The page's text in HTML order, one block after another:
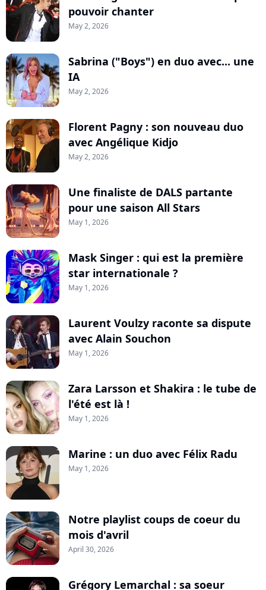
pouvoir chanter
May 2, 2026
Sabrina ("Boys") en duo avec... une
IA
May 2, 2026
Florent Pagny : son nouveau duo
avec Angélique Kidjo
May 2, 2026
Une finaliste de DALS partante
pour une saison All Stars
May 1, 2026
Mask Singer : qui est la première
star internationale ?
May 1, 2026
Laurent Voulzy raconte sa dispute
avec Alain Souchon
May 1, 2026
Zara Larsson et Shakira : le tube de
l'été est là !
May 1, 2026
Marine : un duo avec Félix Radu
May 1, 2026
Notre playlist coups de coeur du
mois d'avril
April 30, 2026
Grégory Lemarchal : sa soeur